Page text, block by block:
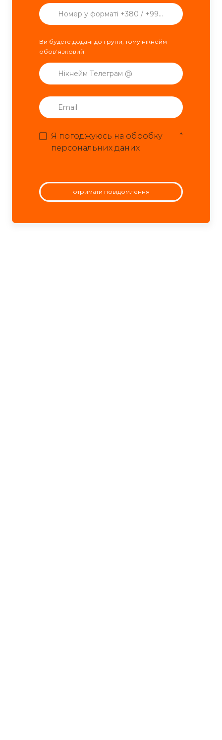
Ви будете додані до групи, тому нікнейм -
обовʼязковий
Я погоджуюсь на обробку
персональних даних
*
отримати повідомлення